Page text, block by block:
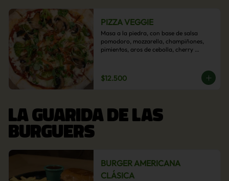
PIZZA VEGGIE
Masa a la piedra, con base de salsa
pomodoro, mozzarella, champiñones,
pimientos, aros de cebolla, cherry
$12.500
LA GUARIDA DE LAS
BURGUERS
BURGER AMERICANA
CLÁSICA